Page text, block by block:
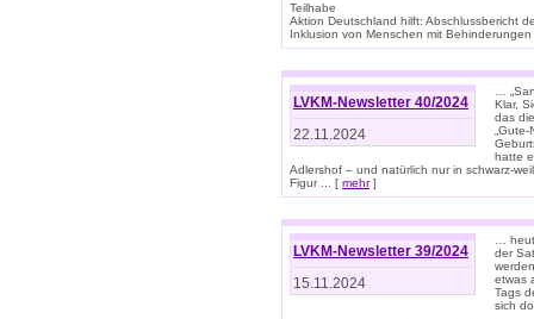
Teilhabe
Aktion Deutschland hilft: Abschlussbericht
Inklusion von Menschen mit
LVKM-Newsletter 40/2024
22.11.2024
…
Klar,
das
hatte
Adlershof – und natürlich nur in schwarz-
Figur ... [ mehr]
LVKM-Newsletter 39/2024
15.11.2024
…
der
etwas
Tags
sich